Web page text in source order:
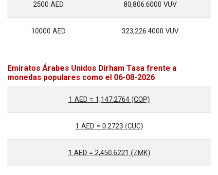
2500 AED 80,806.6000 VUV
10000 AED 323,226.4000 VUV
Emiratos Árabes Unidos Dirham Tasa frente a
monedas populares como el 06-08-2026
1 AED = 1,147.2764 (COP)
1 AED = 0.2723 (CUC)
1 AED = 2,450.6221 (ZMK)